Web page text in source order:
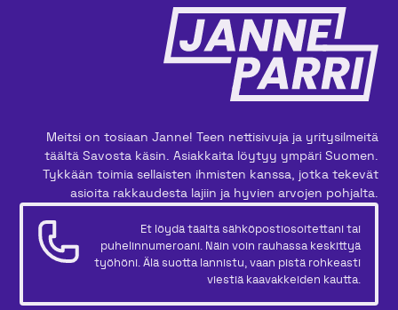
Meitsi on tosiaan Janne! Teen nettisivuja ja yritysilmeitä
täältä Savosta käsin. Asiakkaita löytyy ympäri Suomen.
Tykkään toimia sellaisten ihmisten kanssa, jotka tekevät
asioita rakkaudesta lajiin ja hyvien arvojen pohjalta.
Et löydä täältä sähköpostiosoitettani tai
puhelinnumeroani. Näin voin rauhassa keskittyä
työhöni. Älä suotta lannistu, vaan pistä rohkeasti
viestiä kaavakkeiden kautta.